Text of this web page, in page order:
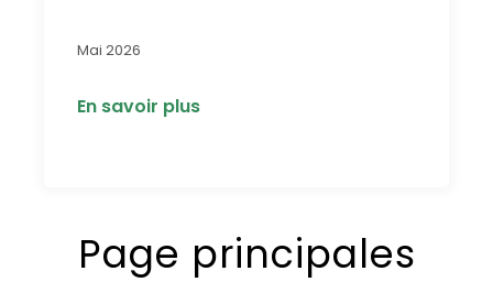
Mai 2026
En savoir plus
Page principales